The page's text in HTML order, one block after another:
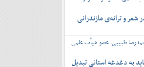
شعر و ترانه‌ی مازندرانی
طبیبی، عضو هیأت علمی
به دغدغه استانی تبدیل